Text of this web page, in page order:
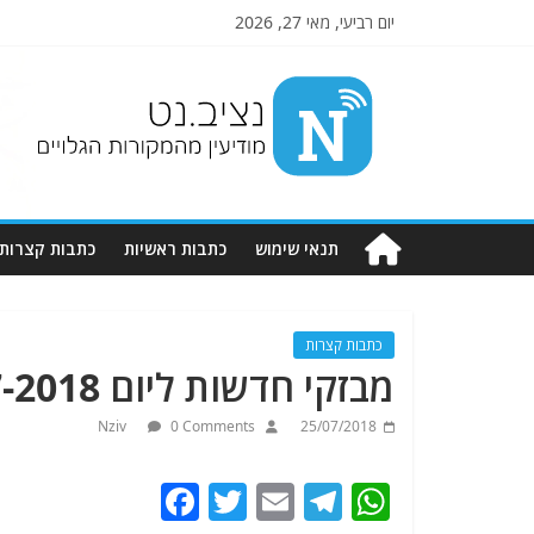
יום רביעי, מאי 27, 2026
Nziv.net
מודיעין
מהמקורות
תנאי שימוש כתבות ראשיות כתבות קצרות
כתבות קצרות
מבזקי חדשות ליום 25-7-2018.מתעדכן
25/07/2018
Nziv 0 Comments
W
T
E
T